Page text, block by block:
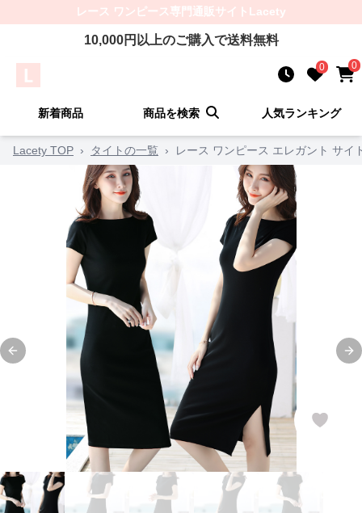
レース ワンピース専門通販サイト Lacety
10,000円以上のご購入で送料無料
0 0
新着商品 商品を検索 人気ランキング
Lacety TOP › タイトの一覧 › レース ワンピース エレガント サイ
Previous slide